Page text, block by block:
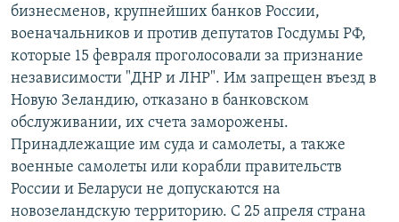
бизнесменов, крупнейших банков России,
военачальников и против депутатов Госдумы РФ,
которые 15 февраля проголосовали за признание
независимости "ДНР и ЛНР". Им запрещен въезд в
Новую Зеландию, отказано в банковском
обслуживании, их счета заморожены.
Принадлежащие им суда и самолеты, а также
военные самолеты или корабли правительств
России и Беларуси не допускаются на
новозеландскую территорию. С 25 апреля страна